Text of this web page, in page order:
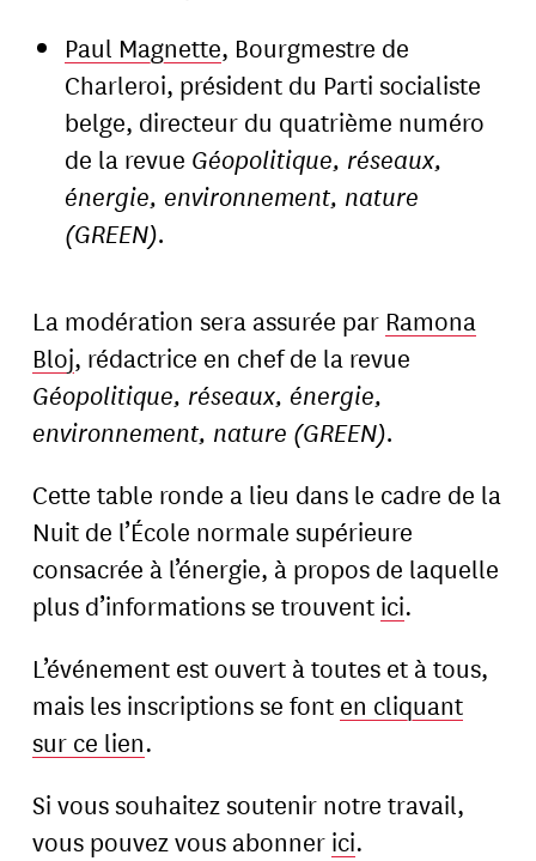
Paul Magnette, Bourgmestre de
Charleroi, président du Parti socialiste
belge, directeur du quatrième numéro
de la revue Géopolitique, réseaux,
énergie, environnement, nature
(GREEN).
La modération sera assurée par Ramona
Bloj, rédactrice en chef de la revue
Géopolitique, réseaux, énergie,
environnement, nature (GREEN).
Cette table ronde a lieu dans le cadre de la
Nuit de l’École normale supérieure
consacrée à l’énergie, à propos de laquelle
plus d’informations se trouvent ici.
L’événement est ouvert à toutes et à tous,
mais les inscriptions se font en cliquant
sur ce lien.
Si vous souhaitez soutenir notre travail,
vous pouvez vous abonner ici.